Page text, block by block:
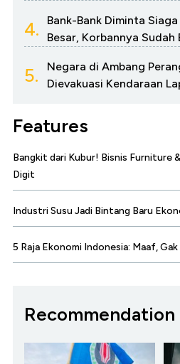
4.
Bank-Bank Diminta
Besar, Korbannya Sudah
5.
Negara di Ambang
Dievakuasi Kendaraan
Features
Bangkit dari Kubur! Bisnis Furniture
Digit
Industri Susu Jadi Bintang Baru
5 Raja Ekonomi Indonesia: Maaf, Gak
Recommendation